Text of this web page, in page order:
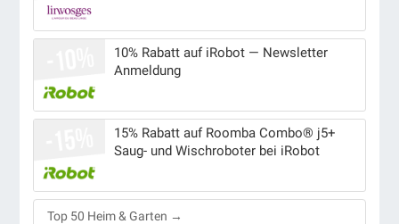
10% Rabatt auf iRobot — Newsletter
Anmeldung
15% Rabatt auf Roomba Combo® j5+
Saug- und Wischroboter bei iRobot
Top 50 Heim & Garten →